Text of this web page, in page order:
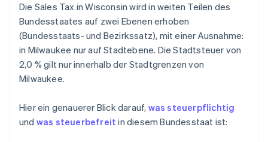
Die Sales Tax in Wisconsin wird in weiten Teilen des
Bundesstaates auf zwei Ebenen erhoben
(Bundesstaats- und Bezirkssatz), mit einer Ausnahme:
in Milwaukee nur auf Stadtebene. Die Stadtsteuer von
2,0 % gilt nur innerhalb der Stadtgrenzen von
Milwaukee.
Hier ein genauerer Blick darauf, was steuerpflichtig
und was steuerbefreit in diesem Bundesstaat ist: